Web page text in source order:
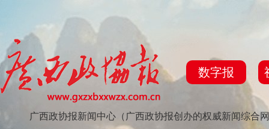
数字报
广西政协报新闻中心（广西政协报创办的权威新闻综合